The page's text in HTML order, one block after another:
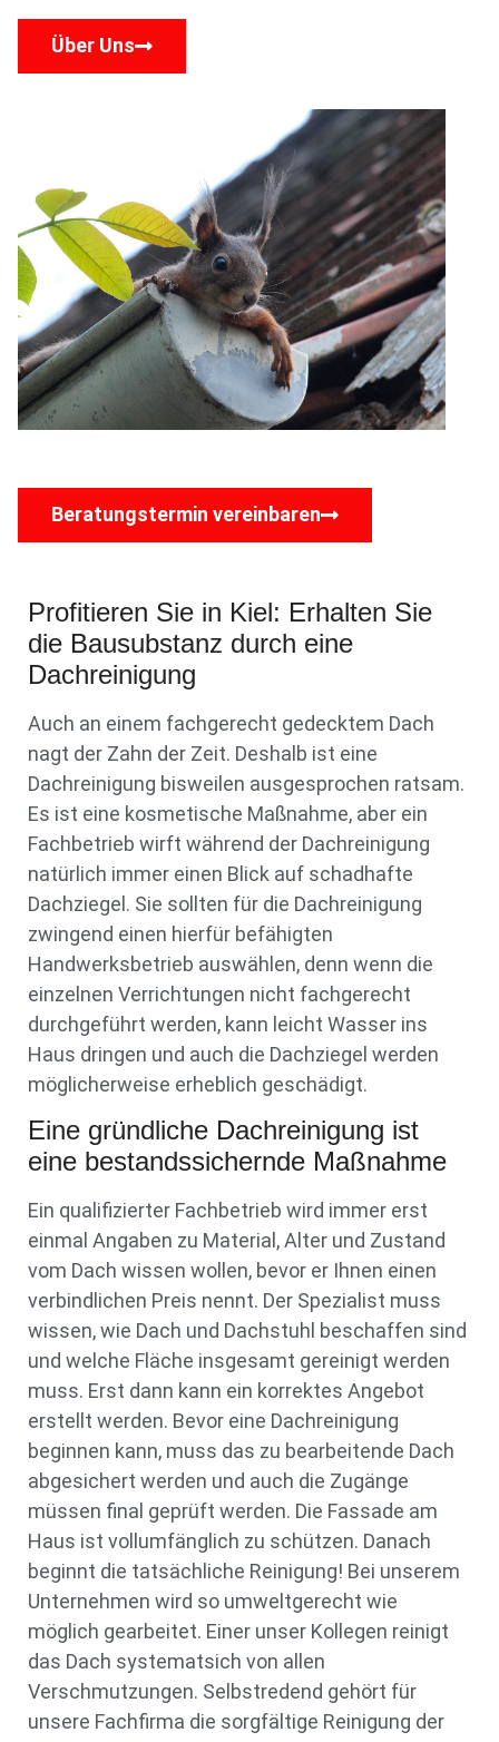
Über Uns
Beratungstermin vereinbaren
Profitieren Sie in Kiel: Erhalten Sie
die Bausubstanz durch eine
Dachreinigung
Auch an einem fachgerecht gedecktem Dach
nagt der Zahn der Zeit. Deshalb ist eine
Dachreinigung bisweilen ausgesprochen ratsam.
Es ist eine kosmetische Maßnahme, aber ein
Fachbetrieb wirft während der Dachreinigung
natürlich immer einen Blick auf schadhafte
Dachziegel. Sie sollten für die Dachreinigung
zwingend einen hierfür befähigten
Handwerksbetrieb auswählen, denn wenn die
einzelnen Verrichtungen nicht fachgerecht
durchgeführt werden, kann leicht Wasser ins
Haus dringen und auch die Dachziegel werden
möglicherweise erheblich geschädigt.
Eine gründliche Dachreinigung ist
eine bestandssichernde Maßnahme
Ein qualifizierter Fachbetrieb wird immer erst
einmal Angaben zu Material, Alter und Zustand
vom Dach wissen wollen, bevor er Ihnen einen
verbindlichen Preis nennt. Der Spezialist muss
wissen, wie Dach und Dachstuhl beschaffen sind
und welche Fläche insgesamt gereinigt werden
muss. Erst dann kann ein korrektes Angebot
erstellt werden. Bevor eine Dachreinigung
beginnen kann, muss das zu bearbeitende Dach
abgesichert werden und auch die Zugänge
müssen final geprüft werden. Die Fassade am
Haus ist vollumfänglich zu schützen. Danach
beginnt die tatsächliche Reinigung! Bei unserem
Unternehmen wird so umweltgerecht wie
möglich gearbeitet. Einer unser Kollegen reinigt
das Dach systematsich von allen
Verschmutzungen. Selbstredend gehört für
unsere Fachfirma die sorgfältige Reinigung der